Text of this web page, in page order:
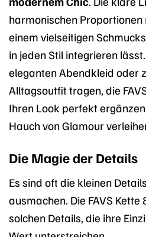
harmonischen Proportionen
einem vielseitigen
in jeden Stil integrieren
eleganten Abendkleid oder
Alltagsoutfit tragen, die
Ihren Look perfekt
Hauch von Glamour
Die Magie der Details
Es sind oft die kleinen
ausmachen. Die FAVS
solchen Details, die ihre